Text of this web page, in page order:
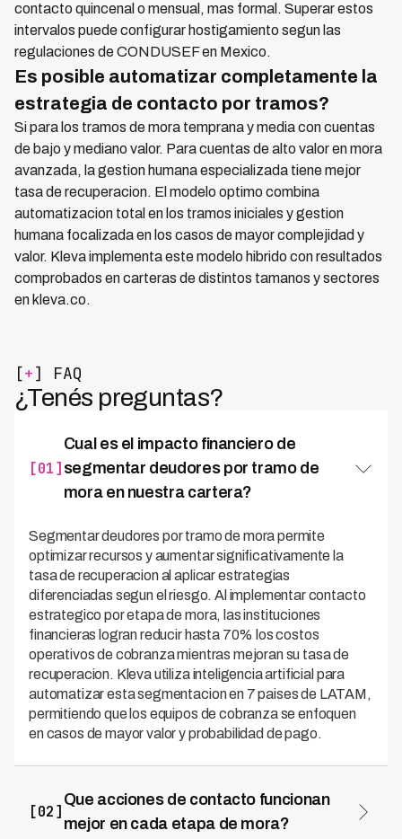
contacto quincenal o mensual, mas formal. Superar estos
intervalos puede configurar hostigamiento segun las
regulaciones de CONDUSEF en Mexico.
Es posible automatizar completamente la
estrategia de contacto por tramos?
Si para los tramos de mora temprana y media con cuentas
de bajo y mediano valor. Para cuentas de alto valor en mora
avanzada, la gestion humana especializada tiene mejor
tasa de recuperacion. El modelo optimo combina
automatizacion total en los tramos iniciales y gestion
humana focalizada en los casos de mayor complejidad y
valor. Kleva implementa este modelo hibrido con resultados
comprobados en carteras de distintos tamanos y sectores
en kleva.co.
[+] FAQ
¿Tenés preguntas?
[01]
Cual es el impacto financiero de
segmentar deudores por tramo de
mora en nuestra cartera?
Segmentar deudores por tramo de mora permite
optimizar recursos y aumentar significativamente la
tasa de recuperacion al aplicar estrategias
diferenciadas segun el riesgo. Al implementar contacto
estrategico por etapa de mora, las instituciones
financieras logran reducir hasta 70% los costos
operativos de cobranza mientras mejoran su tasa de
recuperacion. Kleva utiliza inteligencia artificial para
automatizar esta segmentacion en 7 paises de LATAM,
permitiendo que los equipos de cobranza se enfoquen
en casos de mayor valor y probabilidad de pago.
[02]
Que acciones de contacto funcionan
mejor en cada etapa de mora?